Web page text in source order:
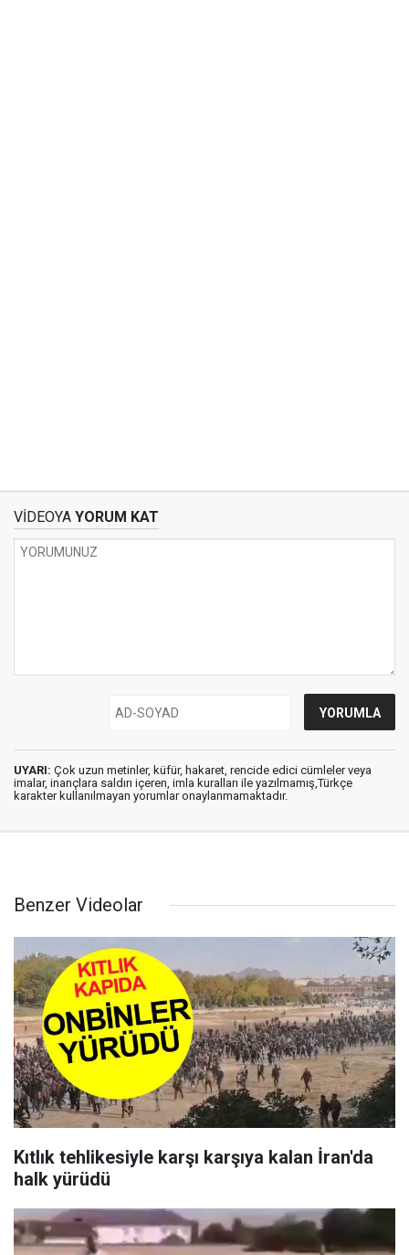
VİDEOYA YORUM KAT
UYARI: Çok uzun metinler, küfür, hakaret, rencide edici cümleler veya
imalar, inançlara saldırı içeren, imla kuralları ile yazılmamış,Türkçe
karakter kullanılmayan yorumlar onaylanmamaktadır.
Benzer Videolar
Kıtlık tehlikesiyle karşı karşıya kalan İran'da
halk yürüdü